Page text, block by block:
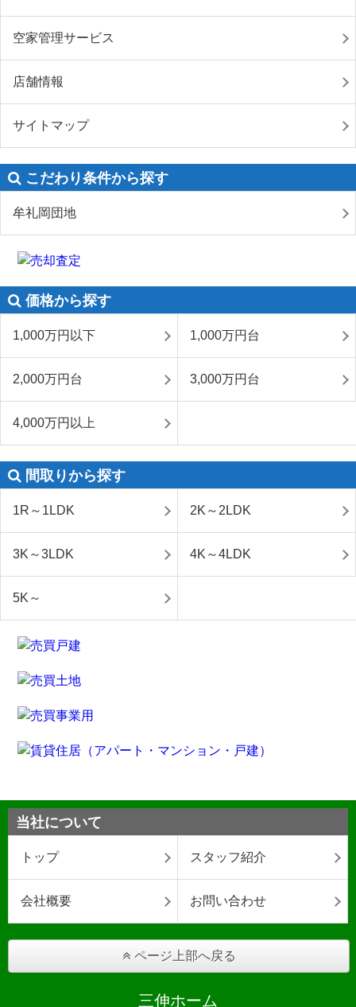
空家管理サービス
店舗情報
サイトマップ
こだわり条件から探す
牟礼岡団地
価格から探す
1,000万円以下 1,000万円台
2,000万円台 3,000万円台
4,000万円以上
間取りから探す
1R～1LDK 2K～2LDK
3K～3LDK 4K～4LDK
5K～
当社について
トップ スタッフ紹介
会社概要 お問い合わせ
ページ上部へ戻る
三伸ホーム